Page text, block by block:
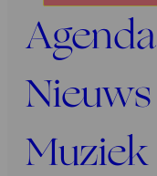
onze
nieuwsbrief
Agenda
Nieuws
Muziek